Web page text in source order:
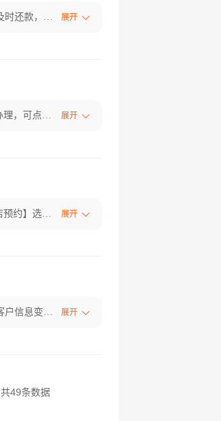
保单贷款期限是6个月，若您要延期还款无需办理手续，若6个月到期您未及时还款，利息将滚入本金，再按6个月贷款期限计息；如需还款请点击金管家APP【保单还款】立即办理；谢谢。 展开
交费频次变更可点击金管家APP【交费频次变更】进行办理，若无法自助办理，可点击金管家APP【门店预约】进行线下预约办理或咨询您的保单服务人员协助（广东、广西机构不支持由年缴改为月缴/季缴/半年缴，仅支持由月缴/季缴/半年缴改为年缴，且需临柜办理）；谢谢。 展开
如需了解平安人寿的门店地址、时间等详细信息，可点击金管家APP【门店预约】选择所在城市自助查询；温馨提醒：临柜前请提前预约，减少排队时间~" 展开
保单迁移办理材料如下：1、投保人身份证件；2、保险合同变更申请书（客户信息变更类）【申请书有标准格式，可以到柜面领取或者点击平安人寿官网（http://life.pingan.com）-客户服务-表格文件下载，需要由资格人亲笔签字】。注：1、保单迁移须投保人亲办，不接受代办；2、河北、宁夏客户在本地或异地及外地客户在河北、宁夏柜面办理业务时建议携带保单投保人、被保险人、生存及身故受益人等有效身份证件；3、因系统对投保人（广西机构还包括被保人及受益人）九项信息有锁控，如信息缺失须补充完善，所以请提前通过金管家APP更新九项信息；九项信息包括：姓名、性别、国籍、职业、住所地或者工作单位地址、联系方式、证件类型、证件号码、有效期限。" 展开
共49条数据